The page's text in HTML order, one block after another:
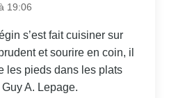
19:06
s’est fait cuisiner sur
et sourire en coin, il
les pieds dans les plats
A. Lepage.